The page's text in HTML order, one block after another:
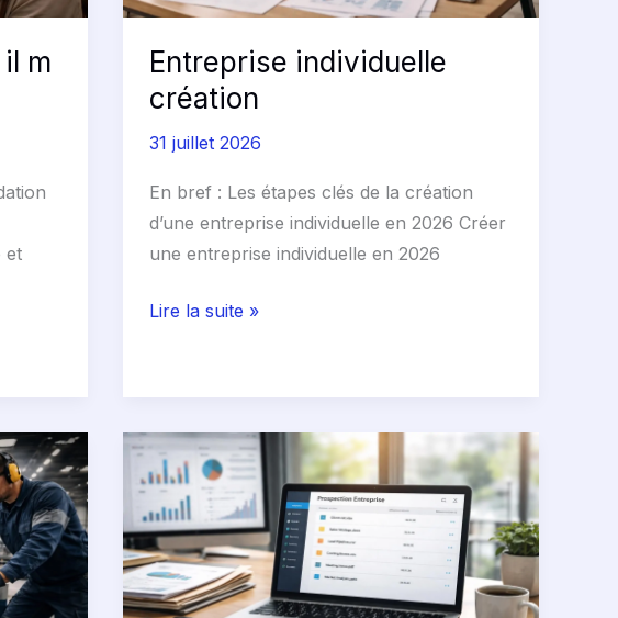
m
et
Entreprise individuelle
création
31 juillet 2026
En bref : Les étapes clés de la création
d’une entreprise individuelle en 2026 Créer
une entreprise individuelle en 2026
Lire la suite »
Mlist
fichier
prospection
entreprise
atout